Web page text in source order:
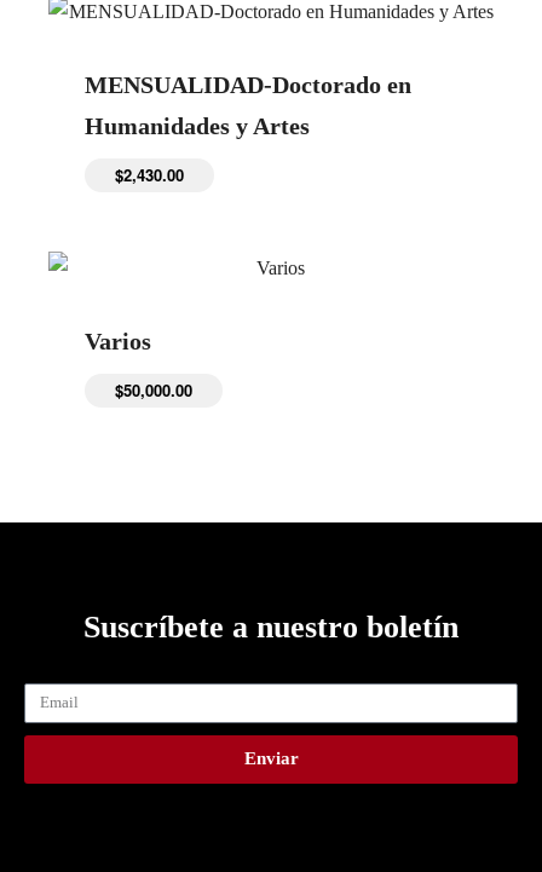
MENSUALIDAD-Doctorado en
Humanidades y Artes
$2,430.00
Varios
$50,000.00
Suscríbete a nuestro boletín
Enviar